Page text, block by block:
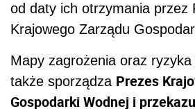
od daty ich otrzymania przez
Krajowego Zarządu
Mapy zagrożenia oraz
także sporządza Prezes
Gospodarki Wodnej i